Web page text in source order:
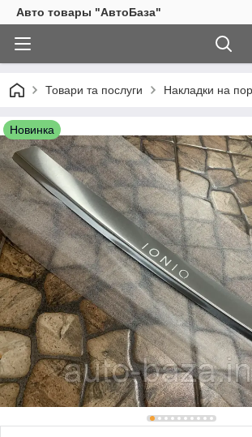
Авто товары "АвтоБаза"
Товари та послуги Накладки на
Новинка